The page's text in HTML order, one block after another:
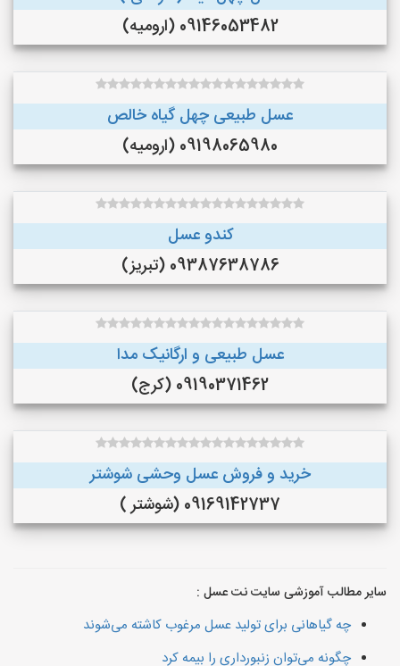
09146053482 (ارومیه)
عسل طبیعی چهل گیاه خالص
09198065980 (ارومیه)
کندو عسل
09387638786 (تبریز)
عسل طبیعی و ارگانیک مدا
09190371462 (کرج)
خرید و فروش عسل وحشی شوشتر
09169142737 (شوشتر )
سایر مطالب آموزشی سایت نت عسل :
چه گیاهانی برای تولید عسل مرغوب کاشته می‌شوند
چگونه می‌توان زنبورداری را بیمه کرد